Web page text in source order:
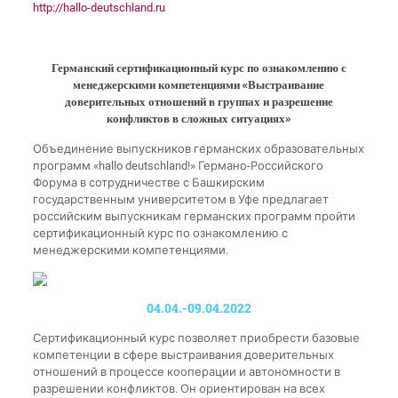
http://hallo-deutschland.ru
Германский сертификационный курс по ознакомлению с
менеджерскими компетенциями «Выстраивание
доверительных отношений в группах и разрешение
конфликтов в сложных ситуациях»
Объединение выпускников германских образовательных
программ «hallo deutschland!» Германо-Российского
Форума в сотрудничестве с Башкирским
государственным университетом в Уфе предлагает
российским выпускникам германских программ пройти
сертификационный курс по ознакомлению с
менеджерскими компетенциями.
04.04.-09.04.2022
Сертификационный курс позволяет приобрести базовые
компетенции в сфере выстраивания доверительных
отношений в процессе кооперации и автономности в
разрешении конфликтов. Он ориентирован на всех